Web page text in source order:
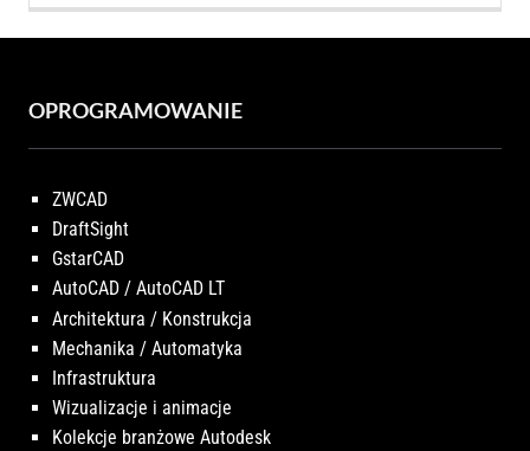
OPROGRAMOWANIE
ZWCAD
DraftSight
GstarCAD
AutoCAD / AutoCAD LT
Architektura / Konstrukcja
Mechanika / Automatyka
Infrastruktura
Wizualizacje i animacje
Kolekcje branżowe Autodesk